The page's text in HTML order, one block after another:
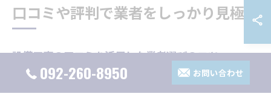
口コミや評判で業者をしっかり見極め
設備工事の口コミを活用した業者選びのコツ
設備工事の見積もりを福岡県福岡市で依頼する際、口コ
092-260-8950 お問い合わせ